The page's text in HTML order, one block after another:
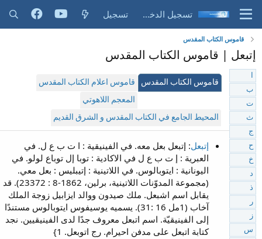
تسجيل الدخول تسجيل
قاموس الكتاب المقدس
إتبعل | قاموس الكتاب المقدس
قاموس الكتاب المقدس
قاموس اعلام الكتاب المقدس
المعجم اللاهوتي
المحيط الجامع في الكتاب المقدس و الشرق القديم
إتبعل: إتبعل بعل معه. في الفينيقية : ا ت ب ع ل. في
العبرية : إ ت ب ع ل في الاكادية : توبا إل توباع لولو. في
اليونانية : ايتوبالوس. في اللاتينية : إتيبليس : بعل معي.
(مجموعة المدوّنات اللاتينية، برلين، 1862-8 : 23372). قد
يقابل اسم اشبعل. ملك صيدون ووالد ايزابيل زوجة الملك
آخاب (1مل 16 :31). يسميه يوسيفوس ايتوبالوس مستندًا
إلى الفينيقيّة. اسم اتبعل معروف جدًا لدى الفينيقيين. نجد
كتابة اتبعل على مدفن احيرام. رج اتوبعل. 1}
ب
ت
ث
ج
ح
خ
د
ذ
ر
ز
س